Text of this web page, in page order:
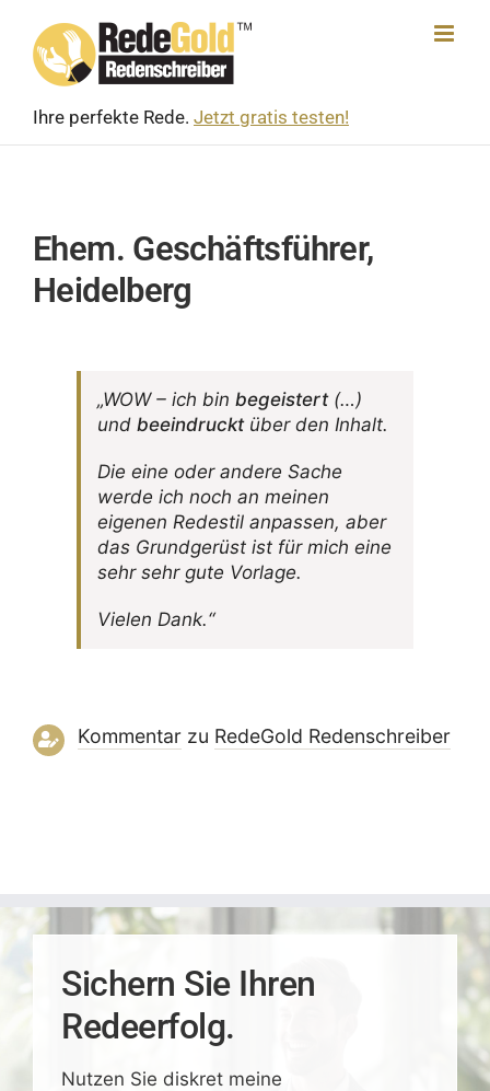
content
Ihre perfekte Rede. Jetzt gratis testen!
Ehem. Geschäftsführer,
Heidelberg
„WOW – ich bin begeis­tert(…)
und beein­drucktüber den Inhalt.
Die eine oder andere Sache
werde ich noch an meinen
eigenen Rede­stil anpassen, aber
das Grund­ge­rüst ist für mich eine
sehr sehr gute Vorlage.
Vielen Dank.“
Kommentarzu RedeGold Reden­schreiber
Sichern Sie Ihren
Redeerfolg.
Nutzen Sie diskretmeine